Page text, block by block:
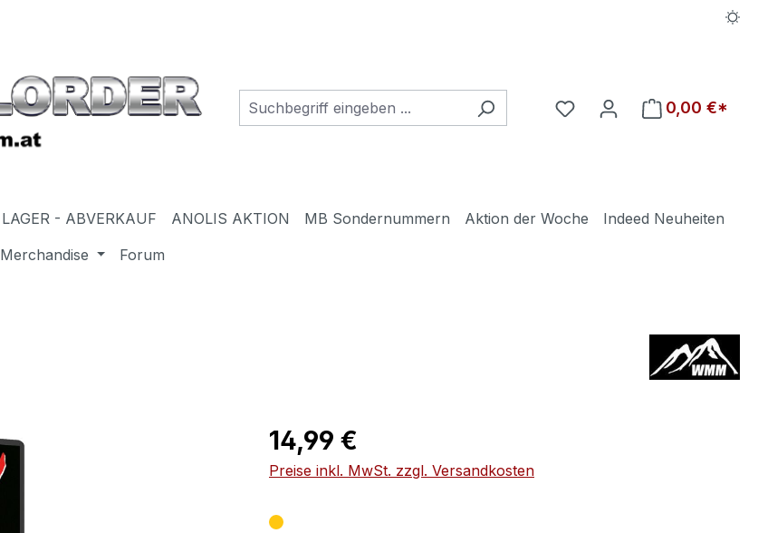
Du hast 0 Produkte auf
0,00 €*
LAGER - ABVERKAUF ANOLIS AKTION MB Sondernummern Aktion der Woche
Indeed Neuheiten
Merchandise Forum
Regulärer Preis:
14,99 €
Preise inkl. MwSt. zzgl. Versandkosten